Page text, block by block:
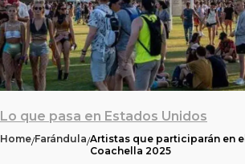
Lo que pasa en Estados Unidos
Home/Farándula/Artistas que participarán en el
Coachella 2025